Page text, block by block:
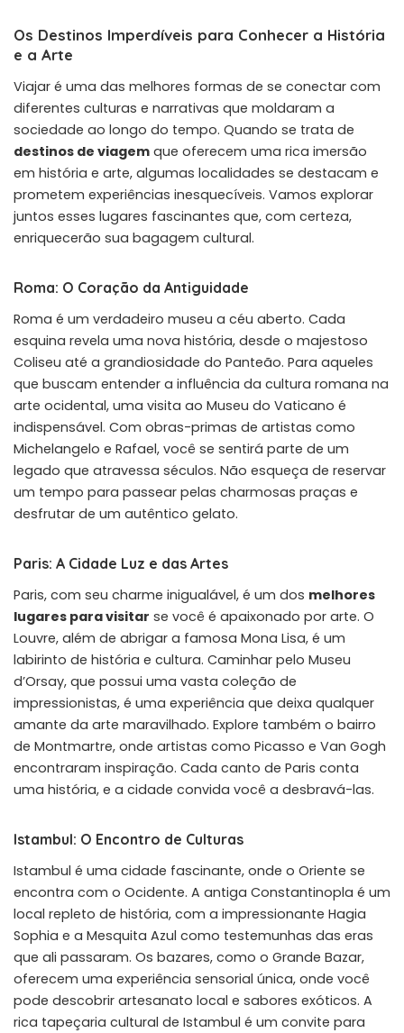
Os Destinos Imperdíveis para Conhecer a História
e a Arte
Viajar é uma das melhores formas de se conectar com
diferentes culturas e narrativas que moldaram a
sociedade ao longo do tempo. Quando se trata de
destinos de viagem que oferecem uma rica imersão
em história e arte, algumas localidades se destacam e
prometem experiências inesquecíveis. Vamos explorar
juntos esses lugares fascinantes que, com certeza,
enriquecerão sua bagagem cultural.
Roma: O Coração da Antiguidade
Roma é um verdadeiro museu a céu aberto. Cada
esquina revela uma nova história, desde o majestoso
Coliseu até a grandiosidade do Panteão. Para aqueles
que buscam entender a influência da cultura romana na
arte ocidental, uma visita ao Museu do Vaticano é
indispensável. Com obras-primas de artistas como
Michelangelo e Rafael, você se sentirá parte de um
legado que atravessa séculos. Não esqueça de reservar
um tempo para passear pelas charmosas praças e
desfrutar de um autêntico gelato.
Paris: A Cidade Luz e das Artes
Paris, com seu charme inigualável, é um dos melhores
lugares para visitar se você é apaixonado por arte. O
Louvre, além de abrigar a famosa Mona Lisa, é um
labirinto de história e cultura. Caminhar pelo Museu
d’Orsay, que possui uma vasta coleção de
impressionistas, é uma experiência que deixa qualquer
amante da arte maravilhado. Explore também o bairro
de Montmartre, onde artistas como Picasso e Van Gogh
encontraram inspiração. Cada canto de Paris conta
uma história, e a cidade convida você a desbravá-las.
Istambul: O Encontro de Culturas
Istambul é uma cidade fascinante, onde o Oriente se
encontra com o Ocidente. A antiga Constantinopla é um
local repleto de história, com a impressionante Hagia
Sophia e a Mesquita Azul como testemunhas das eras
que ali passaram. Os bazares, como o Grande Bazar,
oferecem uma experiência sensorial única, onde você
pode descobrir artesanato local e sabores exóticos. A
rica tapeçaria cultural de Istambul é um convite para